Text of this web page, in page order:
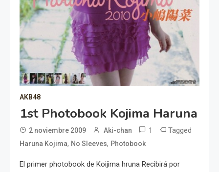
AKB48
1st Photobook Kojima Haruna
2 noviembre 2009 Aki-chan 1 Tagged
Haruna Kojima, No Sleeves, Photobook
El primer photobook de Koijima hruna Recibirá por